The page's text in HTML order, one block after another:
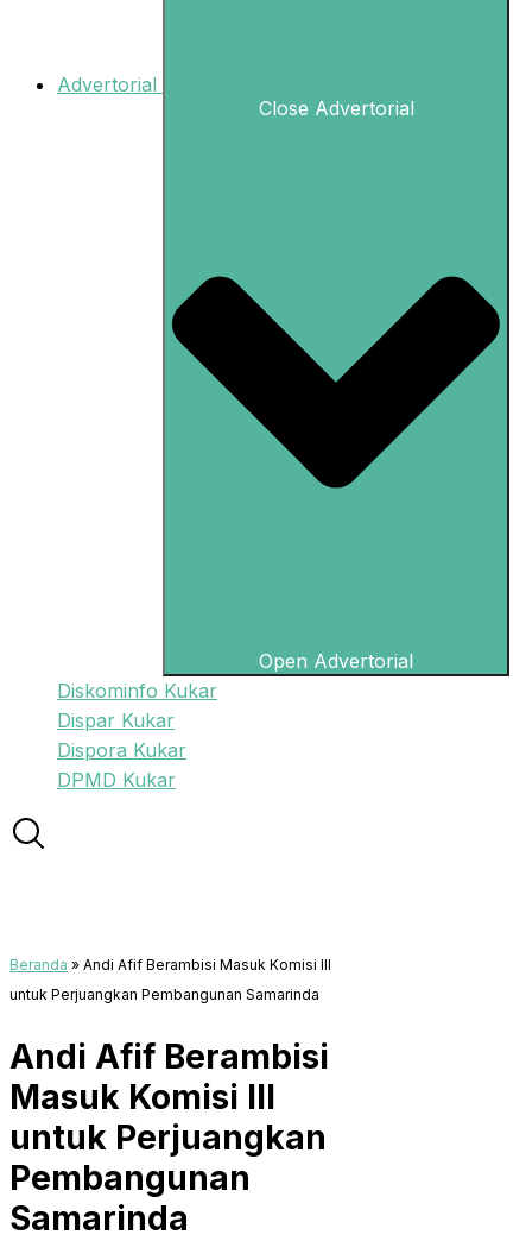
Advertorial
Close Advertorial
Open Advertorial
Diskominfo Kukar
Dispar Kukar
Dispora Kukar
DPMD Kukar
Beranda » Andi Afif Berambisi Masuk Komisi III
untuk Perjuangkan Pembangunan Samarinda
Andi Afif Berambisi
Masuk Komisi III
untuk Perjuangkan
Pembangunan
Samarinda